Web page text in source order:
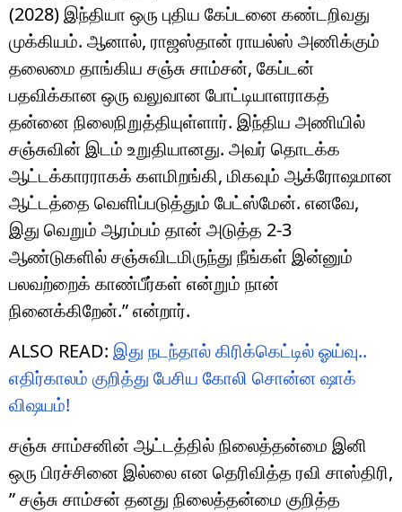
(2028) இந்தியா ஒரு புதிய கேப்டனை கண்டறிவது
முக்கியம். ஆனால், ராஜஸ்தான் ராயல்ஸ் அணிக்கும்
தலைமை தாங்கிய சஞ்சு சாம்சன், கேப்டன்
பதவிக்கான ஒரு வலுவான போட்டியாளராகத்
தன்னை நிலைநிறுத்தியுள்ளார். இந்திய அணியில்
சஞ்சுவின் இடம் உறுதியானது. அவர் தொடக்க
ஆட்டக்காரராகக் களமிறங்கி, மிகவும் ஆக்ரோஷமான
ஆட்டத்தை வெளிப்படுத்தும் பேட்ஸ்மேன். எனவே,
இது வெறும் ஆரம்பம் தான் அடுத்த 2-3
ஆண்டுகளில் சஞ்சுவிடமிருந்து நீங்கள் இன்னும்
பலவற்றைக் காண்பீர்கள் என்றும் நான்
நினைக்கிறேன்.” என்றார்.
ALSO READ: இது நடந்தால் கிரிக்கெட்டில் ஓய்வு..
எதிர்காலம் குறித்து பேசிய கோலி சொன்ன ஷாக்
விஷயம்!
சஞ்சு சாம்சனின் ஆட்டத்தில் நிலைத்தன்மை இனி
ஒரு பிரச்சினை இல்லை என தெரிவித்த ரவி சாஸ்திரி,
” சஞ்சு சாம்சன் தனது நிலைத்தன்மை குறித்த